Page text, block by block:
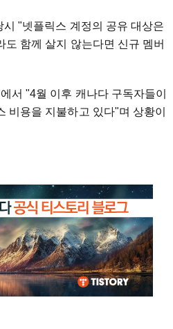
"넷플릭스 계정의 공유 대상은
함께 살지 않는다면 신규 멤버
서 "4월 이후 캐나다 구독자들이
비용을 지불하고 있다"며 상황이